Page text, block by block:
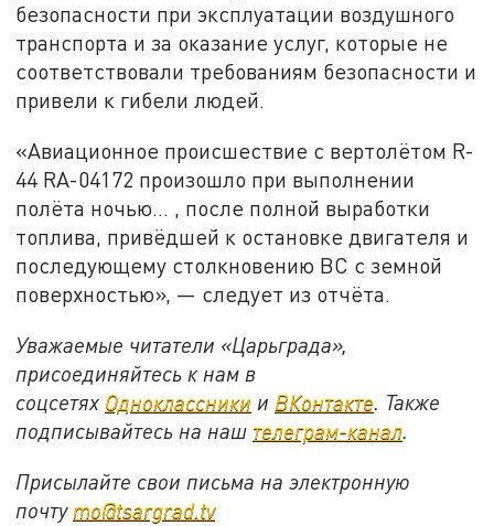
безопасности при эксплуатации воздушного
транспорта и за оказание услуг, которые не
соответствовали требованиям безопасности и
привели к гибели людей.
«Авиационное происшествие с вертолётом R-
44 RA-04172 произошло при выполнении
полёта ночью... , после полной выработки
топлива, привёдшей к остановке двигателя и
последующему столкновению ВС с земной
поверхностью», — следует из отчёта.
Уважаемые читатели «Царьграда»,
присоединяйтесь к нам в
соцсетях Одноклассники и ВКонтакте. Также
подписывайтесь на наш телеграм-канал.
Присылайте свои письма на электронную
почту mo@tsargrad.tv